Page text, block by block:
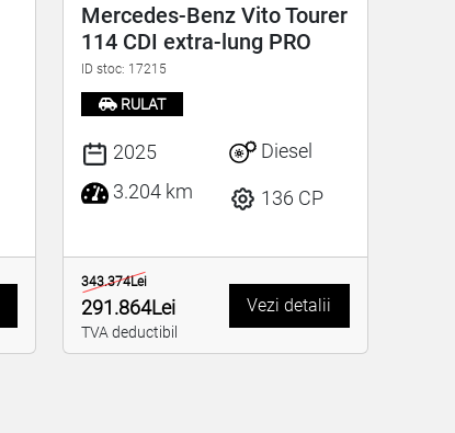
Mercedes-Benz Vito Tourer
114 CDI extra-lung PRO
ID stoc: 17215
RULAT
2025
3.204 km
Diesel
136 CP
343.374Lei
291.864Lei
TVA deductibil
Vezi detalii